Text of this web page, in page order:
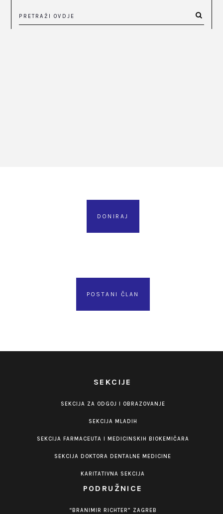
DONIRAJ
POSTANI ČLAN
SEKCIJE
SEKCIJA ZA ODGOJ I OBRAZOVANJE
SEKCIJA MLADIH
SEKCIJA FARMACEUTA I MEDICINSKIH BIOKEMIČARA
SEKCIJA DOKTORA DENTALNE MEDICINE
KARITATIVNA SEKCIJA
PODRUŽNICE
“BRANIMIR RICHTER” ZAGREB